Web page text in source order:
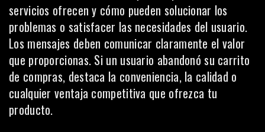
servicios ofrecen y cómo pueden solucionar los
problemas o satisfacer las necesidades del usuario.
Los mensajes deben comunicar claramente el valor
que proporcionas. Si un usuario abandonó su carrito
de compras, destaca la conveniencia, la calidad o
cualquier ventaja competitiva que ofrezca tu
producto.